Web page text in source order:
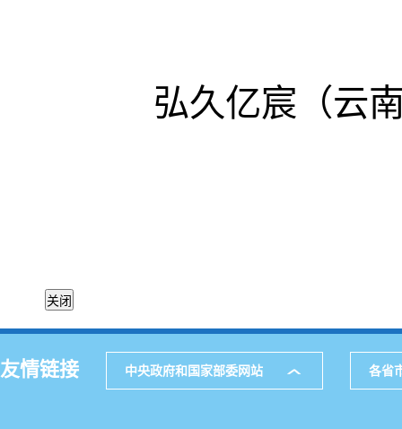
弘久亿宸（云南
友情链接 中央政府和国家部委网站 各省